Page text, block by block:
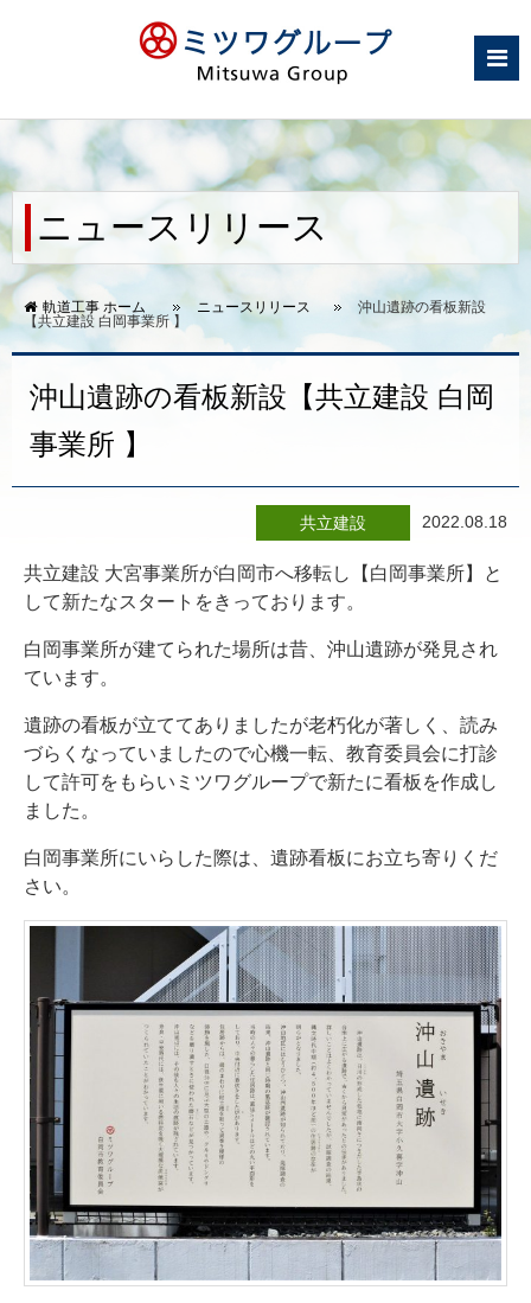
ニュースリリース
軌道工事 ホーム ニュースリリース
沖山遺跡の看板新設
【共立建設 白岡事業所 】
沖山遺跡の看板新設【共立建設 白岡
事業所 】
共立建設 2022.08.18
共立建設 大宮事業所が白岡市へ移転し【白岡事業所】と
して新たなスタートをきっております。
白岡事業所が建てられた場所は昔、沖山遺跡が発見され
ています。
遺跡の看板が立ててありましたが老朽化が著しく、読み
づらくなっていましたので心機一転、教育委員会に打診
して許可をもらいミツワグループで新たに看板を作成し
ました。
白岡事業所にいらした際は、遺跡看板にお立ち寄りくだ
さい。